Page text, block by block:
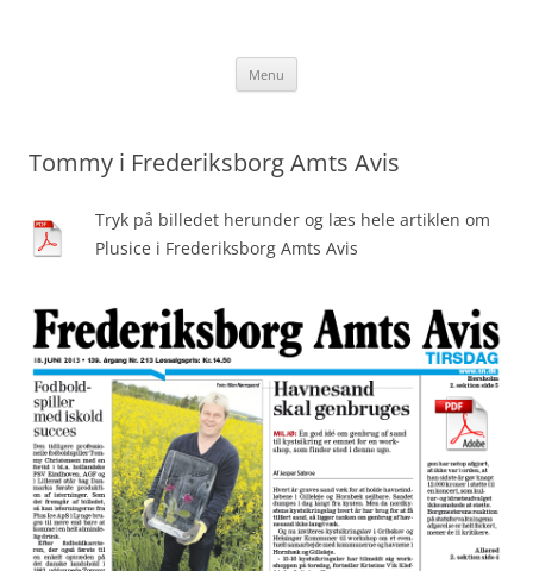
Menu
Tommy i Frederiksborg Amts Avis
Tryk på billedet herunder og læs hele artiklen om
Plusice i Frederiksborg Amts Avis